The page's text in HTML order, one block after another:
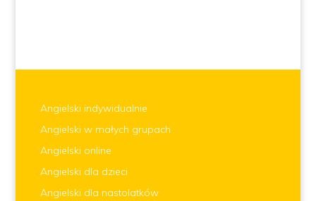
Angielski indywidualnie
Angielski w małych grupach
Angielski online
Angielski dla dzieci
Angielski dla nastolatków